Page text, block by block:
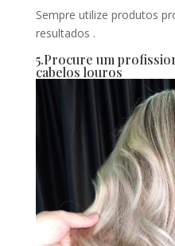
Sempre utilize produtos
resultados .
5.Procure um
cabelos louros